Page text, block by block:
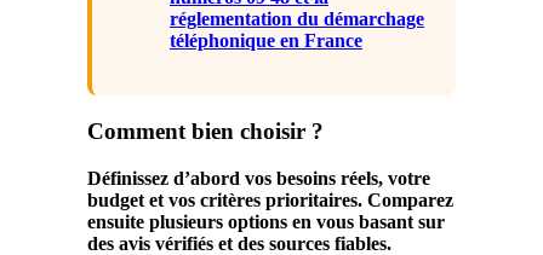
réglementation du démarchage
téléphonique en France
Comment bien choisir ?
Définissez d’abord vos besoins réels, votre
budget et vos critères prioritaires. Comparez
ensuite plusieurs options en vous basant sur
des avis vérifiés et des sources fiables.